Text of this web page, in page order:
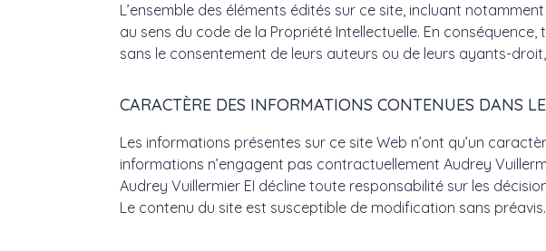
L’ensemble des éléments édités sur ce site, incluant
au sens du code de la Propriété Intellectuelle. En
sans le consentement de leurs auteurs ou de leurs ayants-
CARACTÈRE DES INFORMATIONS CONTENUES DANS
Les informations présentes sur ce site Web n’ont qu’un
informations n’engagent pas contractuellement Audrey
Audrey Vuillermier EI décline toute responsabilité sur les
Le contenu du site est susceptible de modification sans préavis.